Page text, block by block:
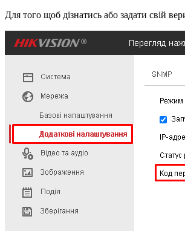
Для того щоб дізнатись або задати свій